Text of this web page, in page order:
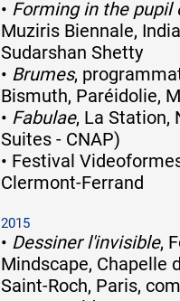
• Forming in the pupil
Muziris Biennale,
Sudarshan Shetty
• Brumes,
Bismuth, Paréidolie,
• Fabulae, La Station,
Suites - CNAP)
• Festival
Clermont-Ferrand
2015
• Dessiner l'invisible,
Mindscape, Chapelle
Saint-Roch, Paris,